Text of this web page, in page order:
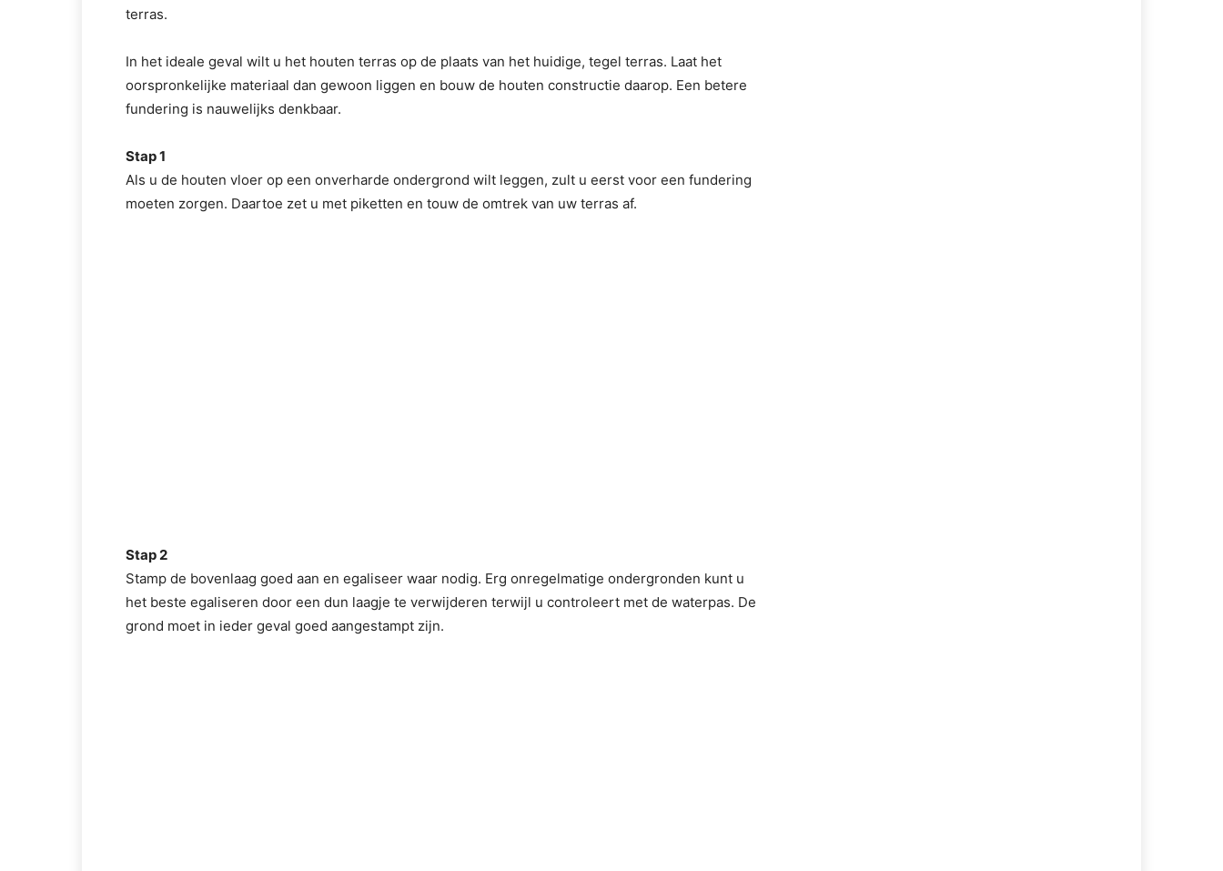
terras.
In het ideale geval wilt u het houten terras op de plaats van het huidige, tegel terras. Laat het
oorspronkelijke materiaal dan gewoon liggen en bouw de houten constructie daarop. Een betere
fundering is nauwelijks denkbaar.
Stap 1
Als u de houten vloer op een onverharde ondergrond wilt leggen, zult u eerst voor een fundering
moeten zorgen. Daartoe zet u met piketten en touw de omtrek van uw terras af.
Stap 2
Stamp de bovenlaag goed aan en egaliseer waar nodig. Erg onregelmatige ondergronden kunt u
het beste egaliseren door een dun laagje te verwijderen terwijl u controleert met de waterpas. De
grond moet in ieder geval goed aangestampt zijn.